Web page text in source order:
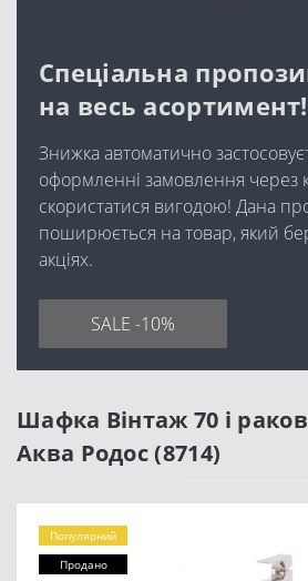
Спеціальна
на весь асортимент!
Знижка автоматично
оформленні замовлення через
скористатися вигодою! Дана
поширюється на товар, який
акціях.
SALE -10%
Шафка Вінтаж 70 і
Аква Родос (8714)
Популярний
Продано